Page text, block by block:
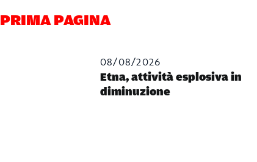
PRIMA PAGINA
08/08/2026
Etna, attività esplosiva in
diminuzione